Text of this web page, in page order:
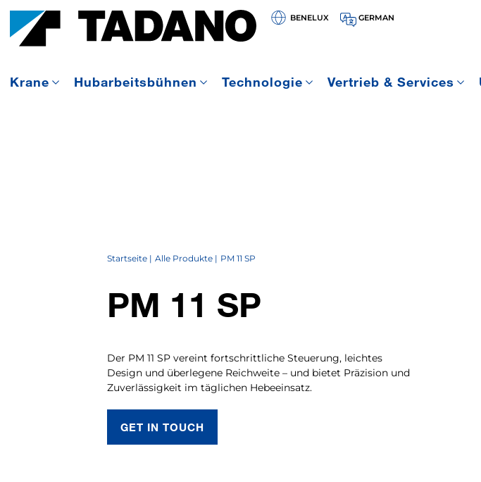
BENELUX GERMAN
Krane Hubarbeitsbühnen Technologie Vertrieb & Services
Startseite Alle Produkte PM 11 SP
PM 11 SP
Der PM 11 SP vereint fortschrittliche Steuerung, leichtes
Design und überlegene Reichweite – und bietet Präzision und
Zuverlässigkeit im täglichen Hebeeinsatz.
GET IN TOUCH